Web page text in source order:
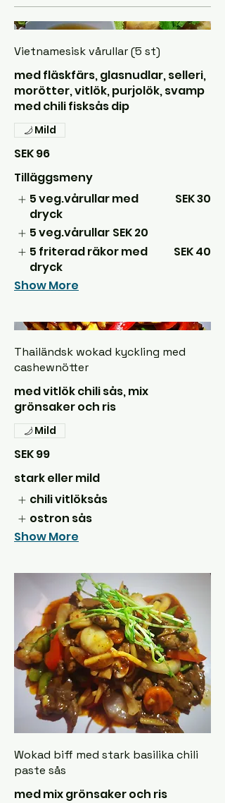
Vietnamesisk vårullar (5 st)
med fläskfärs, glasnudlar, selleri,
morötter, vitlök, purjolök, svamp
med chili fisksås dip
SEK 96
Mild
Tilläggsmeny
5 veg.vårullar med
dryck
SEK 30
5 veg.vårullar SEK 20
5 friterad räkor med
dryck
SEK 40
Show More
Thailändsk wokad kyckling med
cashewnötter
med vitlök chili sås, mix
grönsaker och ris
SEK 99
Mild
stark eller mild
chili vitlöksås
ostron sås
Show More
Wokad biff med stark basilika chili
paste sås
med mix grönsaker och ris